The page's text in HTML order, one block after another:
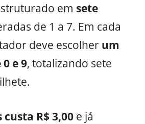
em sete
de 1 a 7. Em cada
deve escolher um
e 9, totalizando sete
R$ 3,00 e já